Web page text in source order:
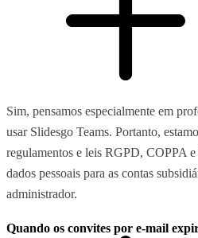
Sim, pensamos especialmente em
usar Slidesgo Teams. Portanto,
regulamentos e leis RGPD, COPPA
dados pessoais para as contas
administrador.
Quando os convites por e-mail